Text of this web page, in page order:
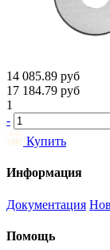
14 085.89 руб
17 184.79 руб
1
-
Купить
Информация
Документация
Помощь